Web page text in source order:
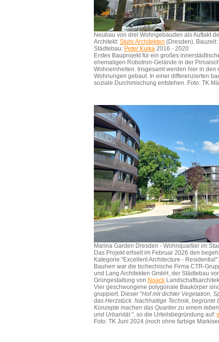
Neubau von drei Wohngebäuden als Auftakt
Architekt: Stuhr Architekten (Dresden),
Städtebau: Peter Kulka 2016 - 2020
Erstes Bauprojekt für ein großes
ehemaligen Robotron-Gelände in der
Wohneinheiten. Insgesamt werden hier in den
Wohnungen gebaut. In einer differenzierten
soziale Durchmischung entstehen. Foto: TK
Marina Garden Dresden - Wohnquartier im
Das Projekt erhielt im Februar 2026 den
Kategorie "Excellent Architecture - Residential".
Bauherr war die tschechische Firma CTR-
und Lang Architekten GmbH, der Städtebau
Grüngestaltung von Noack
Vier geschwungene polygonale Baukörper
gruppiert. Dieser "Hof mit dichter Vegetation,
das Herzstück. Nachhaltige Technik,
Konzepte machen das Quartier zu einem
und Urbanität.", so die Urteilsbegründung auf:
Foto: TK Juni 2024 (noch ohne farbige